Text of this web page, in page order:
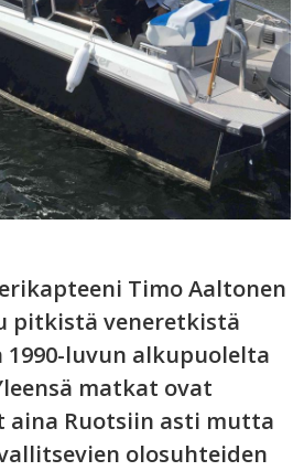
Timo Aaltonen
pitkistä veneretkistä
1990-luvun alkupuolelta
matkat ovat
aina Ruotsiin asti mutta
olosuhteiden